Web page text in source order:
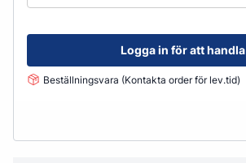
Logga in för att handla
Beställningsvara (Kontakta order för lev.tid)